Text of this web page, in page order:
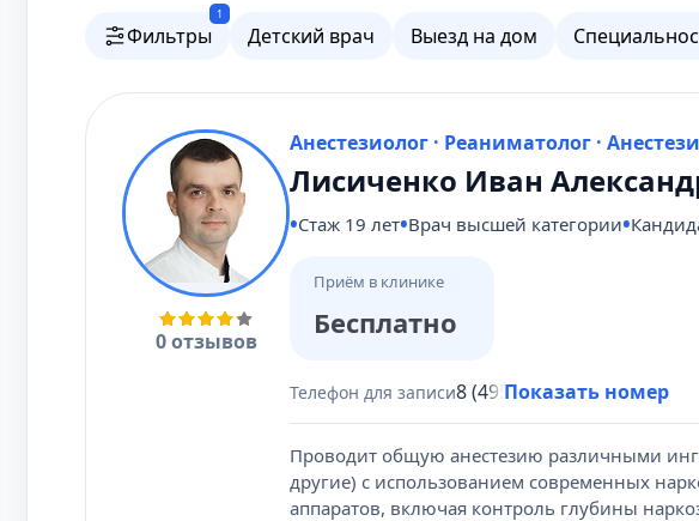
Фильтры
1
Детский врач Выезд на дом
0 отзывов
Анестезиолог · Реаниматолог ·
Лисиченко Иван
Стаж 19 лет Врач высшей категории
Приём в клинике
Бесплатно
Телефон для записи8 (495) 431-69-47
Показать номер
Проводит общую анестезию различными
другие) с использованием современных
аппаратов, включая контроль глубины